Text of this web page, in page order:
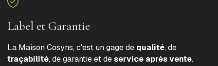
Label et Garantie
La Maison Cosyns, c'est un gage de qualité, de
traçabilité, de garantie et deservice après vente.